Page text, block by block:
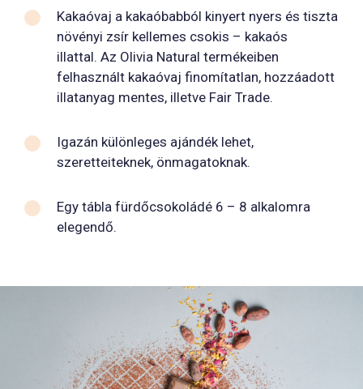
Kakaóvaj a kakaóbabból kinyert nyers és tiszta
növényi zsír kellemes csokis – kakaós
illattal. Az Olivia Natural termékeiben
felhasznált kakaóvaj finomítatlan, hozzáadott
illatanyag mentes, illetve Fair Trade.
Igazán különleges ajándék lehet,
szeretteiteknek, önmagatoknak.
Egy tábla fürdőcsokoládé 6 – 8 alkalomra
elegendő.